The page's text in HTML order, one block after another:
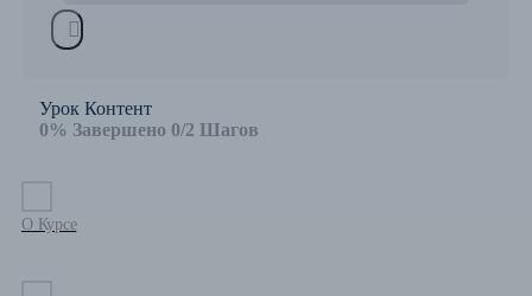
Урок Контент
0% Завершено 0/2 Шагов
О Курсе